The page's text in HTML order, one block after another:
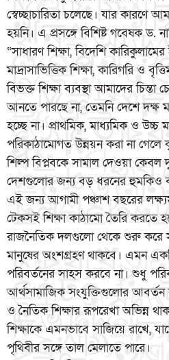
স্বেচ্ছাচারিতা চলেছে। যার কারণে
হয়নি। এ প্রসঙ্গে বিশিষ্ট গবেষক ড.
“সাধারণ শিক্ষা, বিদেশি
মাদ্রাসাভিত্তিক শিক্ষা, কারিগরি ও
বিভক্ত শিক্ষা ব্যবস্থা আমাদের
আনতে পারছে না, তেমনি দেশে
হচ্ছে না। প্রাথমিক, মাধ্যমিক ও উচ্চ
পরিকাঠামোগত উন্নয়ন করা না গেলে
শিল্প বিপ্লবকে সামাল দেওয়া
দেশগুলোর জন্য বড় ধরনের হুমকিও
এই জন্য আগামী পঞ্চাশ বছরের
টেকসই শিক্ষা কাঠামো তৈরি করতে
রাজনৈতিক দলগুলো থেকে শুরু করে
মানুষের অংশগ্রহণ থাকবে। এমন
পরিবর্তনের সাহস করবে না। শুধু
আর্থসামাজিক সংযুক্তিগুলোর
ও নৈতিক শিক্ষার রূপরেখা অভিন্ন
শিক্ষাকে এমনভাবে সাজিয়ে রাখে,
পৃথিবীর সঙ্গে তাল মেলাতে পারে।